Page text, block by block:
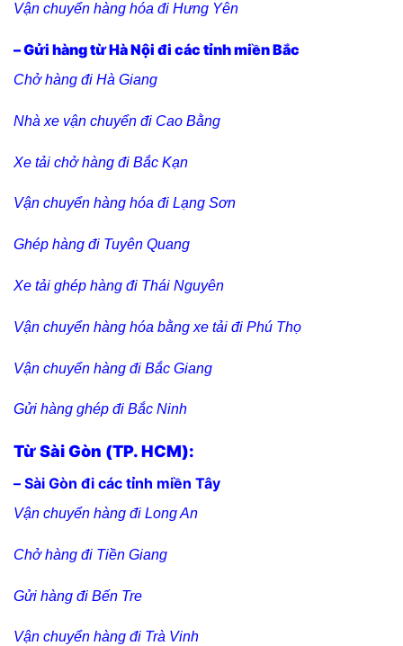
Vận chuyển hàng hóa đi Hưng Yên
– Gửi hàng từ Hà Nội đi các tỉnh miền Bắc
Chở hàng đi Hà Giang
Nhà xe vận chuyển đi Cao Bằng
Xe tải chở hàng đi Bắc Kạn
Vận chuyển hàng hóa đi Lạng Sơn
Ghép hàng đi Tuyên Quang
Xe tải ghép hàng đi Thái Nguyên
Vận chuyển hàng hóa bằng xe tải đi Phú Thọ
Vận chuyển hàng đi Bắc Giang
Gửi hàng ghép đi Bắc Ninh
Từ Sài Gòn (TP. HCM):
– Sài Gòn đi các tỉnh miền Tây
Vận chuyển hàng đi Long An
Chở hàng đi Tiền Giang
Gửi hàng đi Bến Tre
Vận chuyển hàng đi Trà Vinh